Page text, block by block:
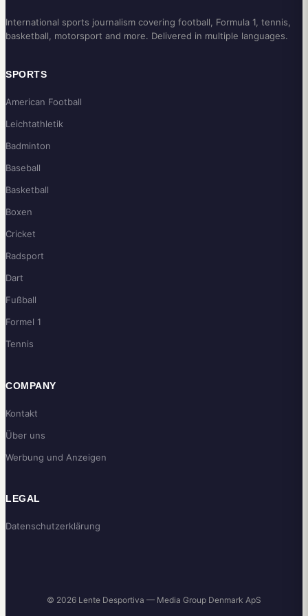
International sports journalism covering football, Formula 1, tennis,
basketball, motorsport and more. Delivered in multiple languages.
SPORTS
American Football
Leichtathletik
Badminton
Baseball
Basketball
Boxen
Cricket
Radsport
Dart
Fußball
Formel 1
Tennis
COMPANY
Kontakt
Über uns
Werbung und Anzeigen
LEGAL
Datenschutzerklärung
© 2026 Lente Desportiva — Media Group Denmark ApS